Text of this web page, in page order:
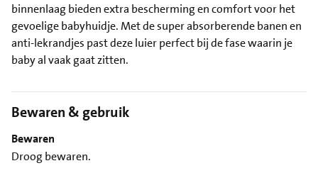
binnenlaag bieden extra bescherming en comfort voor het
gevoelige babyhuidje. Met de super absorberende banen en
anti-lekrandjes past deze luier perfect bij de fase waarin je
baby al vaak gaat zitten.
Bewaren & gebruik
Bewaren
Droog bewaren.